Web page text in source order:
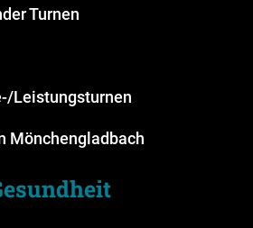
Turnen
Leistungsturnen
Mönchengladbach